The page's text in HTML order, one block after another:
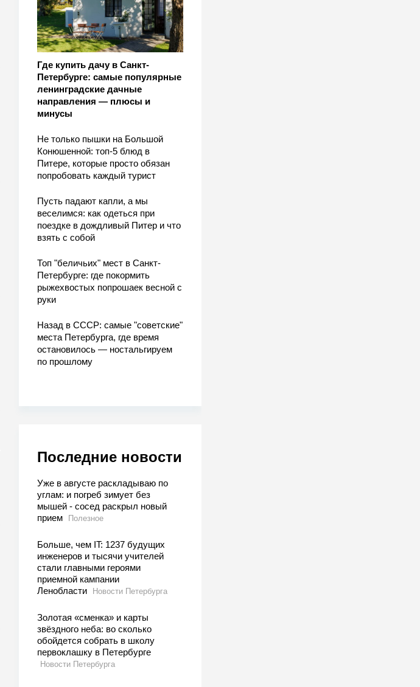
Где купить дачу в Санкт-
Петербурге: самые популярные
ленинградские дачные
направления — плюсы и
минусы
Не только пышки на Большой
Конюшенной: топ-5 блюд в
Питере, которые просто обязан
попробовать каждый турист
Пусть падают капли, а мы
веселимся: как одеться при
поездке в дождливый Питер и что
взять с собой
Топ "беличьих" мест в Санкт-
Петербурге: где покормить
рыжехвостых попрошаек весной с
руки
Назад в СССР: самые "советские"
места Петербурга, где время
остановилось — ностальгируем
по прошлому
Последние новости
Уже в августе раскладываю по
углам: и погреб зимует без
мышей - сосед раскрыл новый
прием
Полезное
Больше, чем IT: 1237 будущих
инженеров и тысячи учителей
стали главными героями
приемной кампании
Ленобласти
Новости Петербурга
Золотая «сменка» и карты
звёздного неба: во сколько
обойдется собрать в школу
первоклашку в Петербурге
Новости Петербурга